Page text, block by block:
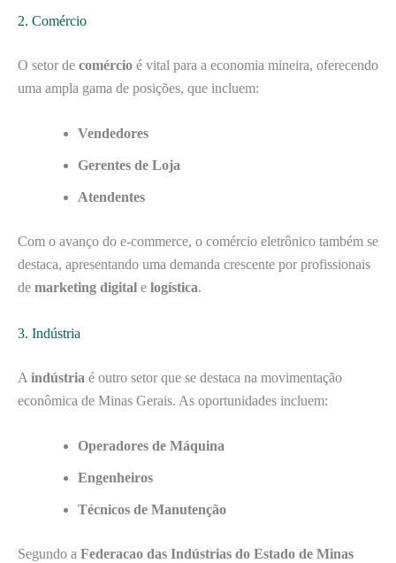
2. Comércio
O setor de comércio é vital para a economia mineira, oferecendo
uma ampla gama de posições, que incluem:
Vendedores
Gerentes de Loja
Atendentes
Com o avanço do e-commerce, o comércio eletrônico também se
destaca, apresentando uma demanda crescente por profissionais
de marketing digital e logística.
3. Indústria
A indústria é outro setor que se destaca na movimentação
econômica de Minas Gerais. As oportunidades incluem:
Operadores de Máquina
Engenheiros
Técnicos de Manutenção
Segundo a Federacao das Indústrias do Estado de Minas